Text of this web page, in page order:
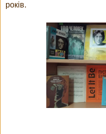
років.